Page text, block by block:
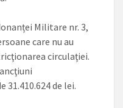
Militare nr. 3,
care nu au
circulaţiei.
de lei.